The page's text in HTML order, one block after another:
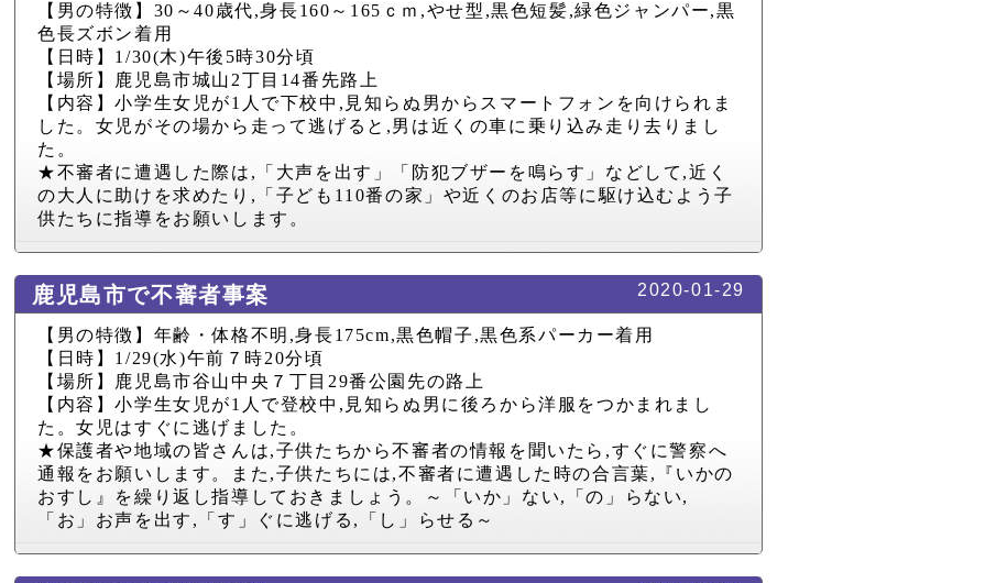
【男の特徴】 30 ～40歳代,身長160 ～ 165 ｃｍ ,やせ型 ,黒色短髪,緑色ジャンパー,黒
色長ズボン着用
【日時】 1/30(木)午後 5時30分頃
【場所】鹿児島市城山 2丁目 14番先路上
【内容】小学生女児が1 人で下校中 , 見知らぬ男からスマートフォンを向けられま
した。女児がその場から走って逃げると ,男は近くの車に乗り込み走り去りまし
た。
★不審者に遭遇した際は , 「大声を出す」「防犯ブザーを鳴らす」などして ,近く
の大人に助けを求めたり , 「子ども 110番の家」や近くのお店等に駆け込むよう子
供たちに指導をお願いします。
鹿児島市で不審者事案 2020-01-29
【男の特徴】年齢・体格不明 ,身長175cm,黒色帽子 ,黒色系パーカー着用
【日時】 1/29(水)午前７時20分頃
【場所】鹿児島市谷山中央７丁目 29番公園先の路上
【内容】小学生女児が1 人で登校中 , 見知らぬ男に後ろから洋服をつかまれまし
た。女児はすぐに逃げました。
★保護者や地域の皆さんは,子供たちから不審者の情報を聞いたら ,すぐに警察へ
通報をお願いします。また ,子供たちには,不審者に遭遇した時の合言葉,
『いかの
おすし』を繰り返し指導しておきましょう。～「いか」ない, 「の」らない,
「お」お声を出す , 「す」ぐに逃げる , 「し」らせる～